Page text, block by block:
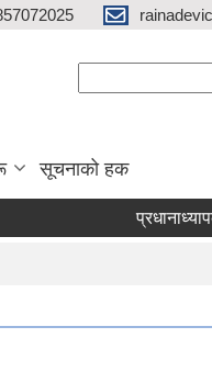
सूचनाको हक
प्रधानाध्यापक